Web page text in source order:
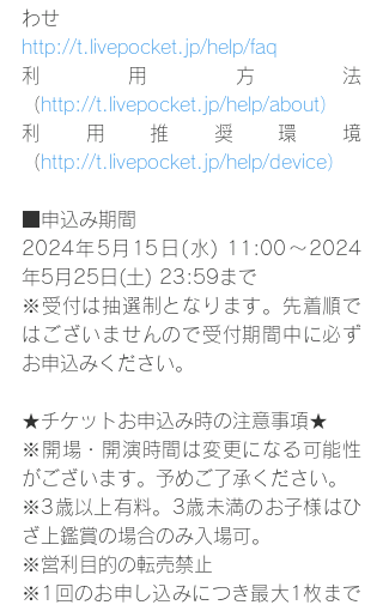
わせ
http://t.livepocket.jp/help/faq
利用方法
（http://t.livepocket.jp/help/about）
利用推奨環境
（http://t.livepocket.jp/help/device）
■申込み期間
2024年5月15日(水) 11:00～2024
年5月25日(土) 23:59まで
※受付は抽選制となります。先着順で
はございませんので受付期間中に必ず
お申込みください。
★チケットお申込み時の注意事項★
※開場・開演時間は変更になる可能性
がございます。予めご了承ください。
※3歳以上有料。3歳未満のお子様はひ
ざ上鑑賞の場合のみ入場可。
※営利目的の転売禁止
※1回のお申し込みにつき最大1枚まで